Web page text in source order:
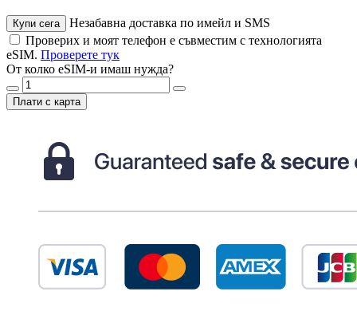
Купи сега
Незабавна доставка по имейл и SMS
Проверих и моят телефон е съвместим с технологията
eSIM. Проверете тук
От колко eSIM-и имаш нужда?
Плати с карта